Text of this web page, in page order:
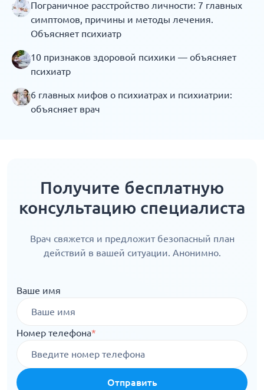
Пограничное расстройство личности: 7 главных
симптомов, причины и методы лечения.
Объясняет психиатр
10 признаков здоровой психики — объясняет
психиатр
6 главных мифов о психиатрах и психиатрии:
объясняет врач
Получите бесплатную
консультацию специалиста
Врач свяжется и предложит безопасный план
действий в вашей ситуации. Анонимно.
Ваше имя
Номер телефона*
Отправить